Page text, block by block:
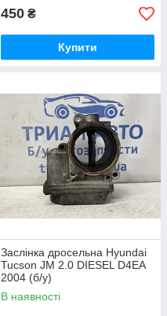
450 ₴
Купити
Заслінка дросельна Hyundai
Tucson JM 2.0 DIESEL D4EA
2004 (б/у)
В наявності